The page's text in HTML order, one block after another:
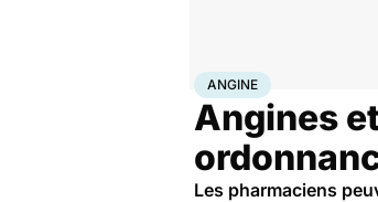
AccueilSanté
ANGINE
Angines
Les pharmaciens